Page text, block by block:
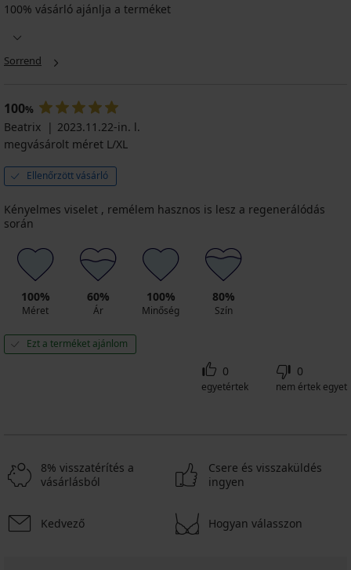
Mama
hastartó
Ft
100% vásárló ajánlja a terméket
Sorrend
100%
Beatrix
2023.11.22-in. l.
megvásárolt méret L/XL
Ellenőrzött vásárló
Kényelmes viselet , remélem hasznos is lesz a regenerálódás
során
100%
Méret
60%
Ár
100%
Minőség
80%
Szín
Ezt a terméket ajánlom
0
egyetértek
0
nem értek egyet
8% visszatérítés a
vásárlásból
Csere és visszaküldés
ingyen
Kedvező Hogyan válasszon